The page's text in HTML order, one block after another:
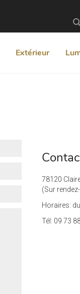
Extérieur
78120
(Sur
Horaires:
Tél: 09 73